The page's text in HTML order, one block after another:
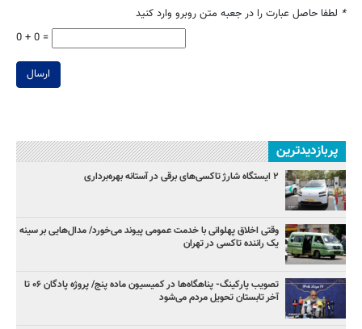
* لطفا حاصل عبارت را در جعبه متن روبرو وارد کنید
0 + 0 =
ارسال
پربازدیدترین
۲ ایستگاه شارژ تاکسی‌های برقی در آستانه بهره‌برداری
وقتی اخلاق پهلوانی با خدمت عمومی پیوند می‌خورد/ مدال‌هایی بر سینه
یک راننده تاکسی در تهران
تصویب پارکینگ- پناهگاه‌ها در کمیسیون ماده پنج/ پروژه پادگان ۰۶ تا
آخر تابستان تحویل مردم می‌شود